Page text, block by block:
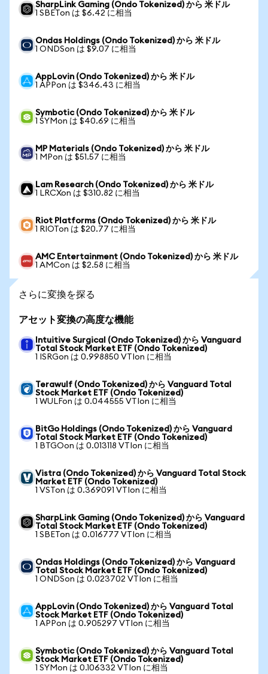
SharpLink Gaming (Ondo Tokenized) から 米ドル
1 SBETon は $6.42 に相当
Ondas Holdings (Ondo Tokenized) から 米ドル
1 ONDSon は $9.07 に相当
AppLovin (Ondo Tokenized) から 米ドル
1 APPon は $346.43 に相当
Symbotic (Ondo Tokenized) から 米ドル
1 SYMon は $40.69 に相当
MP Materials (Ondo Tokenized) から 米ドル
1 MPon は $51.57 に相当
Lam Research (Ondo Tokenized) から 米ドル
1 LRCXon は $310.82 に相当
Riot Platforms (Ondo Tokenized) から 米ドル
1 RIOTon は $20.77 に相当
AMC Entertainment (Ondo Tokenized) から 米ドル
1 AMCon は $2.58 に相当
さらに変換を探る
アセット変換の高度な機能
Intuitive Surgical (Ondo Tokenized) から Vanguard
Total Stock Market ETF (Ondo Tokenized)
1 ISRGon は 0.998850 VTIon に相当
Terawulf (Ondo Tokenized) から Vanguard Total
Stock Market ETF (Ondo Tokenized)
1 WULFon は 0.044555 VTIon に相当
BitGo Holdings (Ondo Tokenized) から Vanguard
Total Stock Market ETF (Ondo Tokenized)
1 BTGOon は 0.013118 VTIon に相当
Vistra (Ondo Tokenized) から Vanguard Total Stock
Market ETF (Ondo Tokenized)
1 VSTon は 0.369091 VTIon に相当
SharpLink Gaming (Ondo Tokenized) から Vanguard
Total Stock Market ETF (Ondo Tokenized)
1 SBETon は 0.016777 VTIon に相当
Ondas Holdings (Ondo Tokenized) から Vanguard
Total Stock Market ETF (Ondo Tokenized)
1 ONDSon は 0.023702 VTIon に相当
AppLovin (Ondo Tokenized) から Vanguard Total
Stock Market ETF (Ondo Tokenized)
1 APPon は 0.905297 VTIon に相当
Symbotic (Ondo Tokenized) から Vanguard Total
Stock Market ETF (Ondo Tokenized)
1 SYMon は 0.106332 VTIon に相当